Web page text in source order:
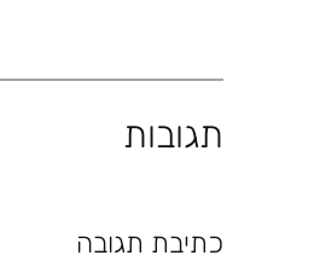
תגובות
כתיבת תגובה